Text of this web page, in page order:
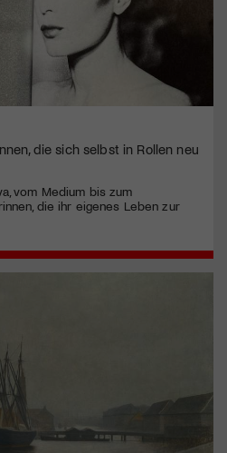
die sich selbst in Rollen neu
vom Medium bis zum
die ihr eigenes Leben zur